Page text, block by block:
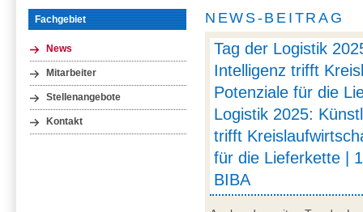
Fachgebiet
News
Mitarbeiter
Stellenangebote
Kontakt
NEWS-BEITRAG
Tag der Logistik
Intelligenz trifft
Potenziale für die
Logistik 2025:
trifft
für die Lieferkette |
BIBA